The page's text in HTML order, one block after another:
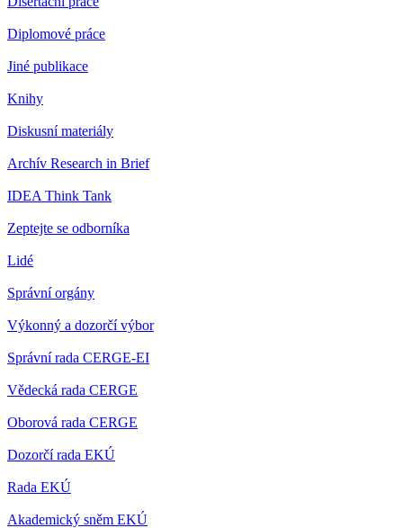
Diplomové práce
Jiné publikace
Knihy
Diskusní materiály
Archív Research in Brief
IDEA Think Tank
Zeptejte se odborníka
Lidé
Správní orgány
Výkonný a dozorčí výbor
Správní rada CERGE-EI
Vědecká rada CERGE
Oborová rada CERGE
Dozorčí rada EKÚ
Rada EKÚ
Akademický sněm EKÚ